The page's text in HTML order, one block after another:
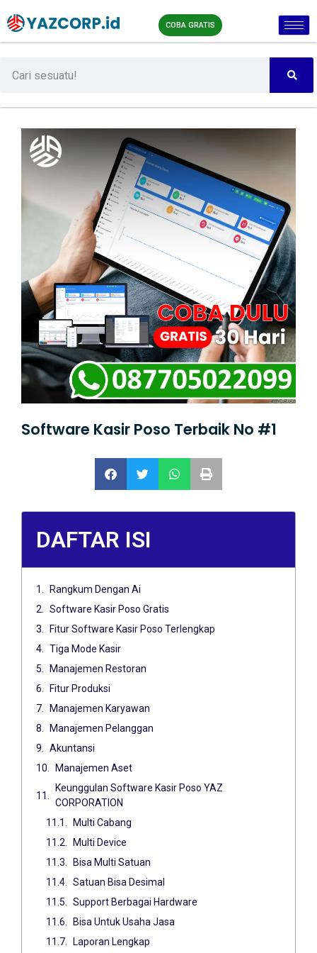
COBA GRATIS
Software Kasir Poso Terbaik No #1
DAFTAR ISI
Rangkum Dengan Ai
Software Kasir Poso Gratis
Fitur Software Kasir Poso Terlengkap
Tiga Mode Kasir
Manajemen Restoran
Fitur Produksi
Manajemen Karyawan
Manajemen Pelanggan
Akuntansi
Manajemen Aset
Keunggulan Software Kasir Poso YAZ
CORPORATION
Multi Cabang
Multi Device
Bisa Multi Satuan
Satuan Bisa Desimal
Support Berbagai Hardware
Bisa Untuk Usaha Jasa
Laporan Lengkap